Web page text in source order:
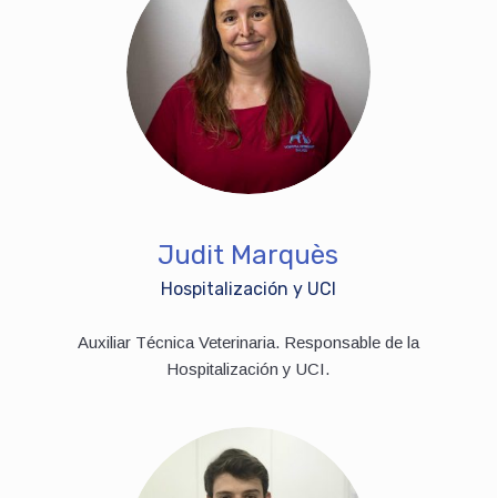
Judit Marquès
Hospitalización y UCI
Auxiliar Técnica Veterinaria. Responsable de la
Hospitalización y UCI.